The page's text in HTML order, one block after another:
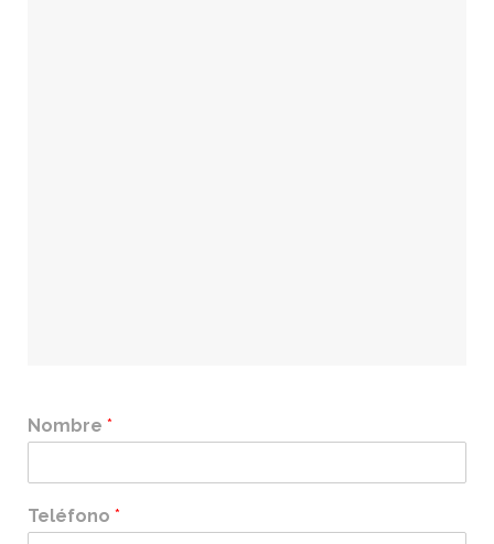
Nombre *
Teléfono *